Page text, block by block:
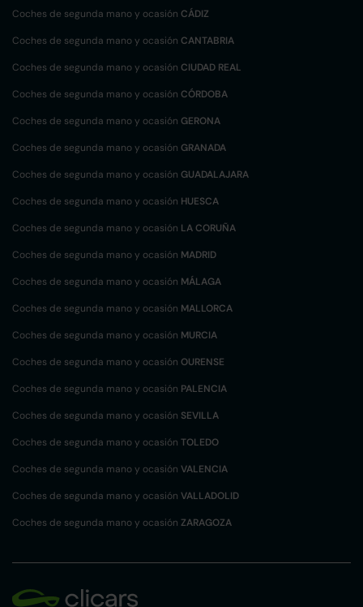
Coches de segunda mano y ocasión CÁDIZ
Coches de segunda mano y ocasión CANTABRIA
Coches de segunda mano y ocasión CIUDAD REAL
Coches de segunda mano y ocasión CÓRDOBA
Coches de segunda mano y ocasión GERONA
Coches de segunda mano y ocasión GRANADA
Coches de segunda mano y ocasión GUADALAJARA
Coches de segunda mano y ocasión HUESCA
Coches de segunda mano y ocasión LA CORUÑA
Coches de segunda mano y ocasión MADRID
Coches de segunda mano y ocasión MÁLAGA
Coches de segunda mano y ocasión MALLORCA
Coches de segunda mano y ocasión MURCIA
Coches de segunda mano y ocasión OURENSE
Coches de segunda mano y ocasión PALENCIA
Coches de segunda mano y ocasión SEVILLA
Coches de segunda mano y ocasión TOLEDO
Coches de segunda mano y ocasión VALENCIA
Coches de segunda mano y ocasión VALLADOLID
Coches de segunda mano y ocasión ZARAGOZA